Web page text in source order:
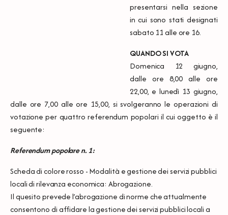
presentarsi nella sezione
in cui sono stati designati
sabato 11 alle ore 16.
QUANDO SI VOTA
Domenica 12 giugno,
dalle ore 8,00 alle ore
22,00, e lunedì 13 giugno,
dalle ore 7,00 alle ore 15,00, si svolgeranno le operazioni di
votazione per quattro referendum popolari il cui oggetto è il
seguente:
Referendum popolare n. 1:
Scheda di colore rosso - Modalità e gestione dei servizi pubblici
locali di rilevanza economica: Abrogazione.
Il quesito prevede l’abrogazione di norme che attualmente
consentono di affidare la gestione dei servizi pubblici locali a